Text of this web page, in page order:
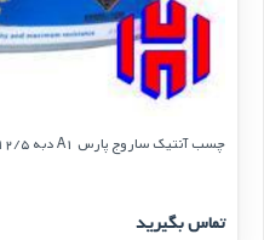
چسب آنتیک ساروج پارس A1 دبه 12/5کیلویی
تماس بگیرید